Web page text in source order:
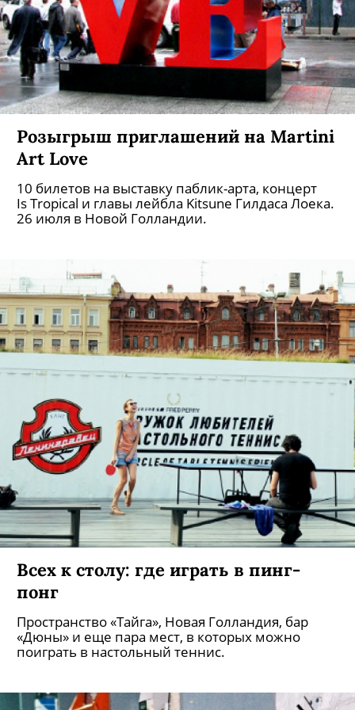
Розыгрыш приглашений на Martini
Art Love
10 билетов на выставку паблик-арта, концерт
Is Tropical и главы лейбла Kitsune Гилдаса Лоека.
26 июля в Новой Голландии.
Всех к столу: где играть в пинг-
понг
Пространство «Тайга», Новая Голландия, бар
«Дюны» и еще пара мест, в которых можно
поиграть в настольный теннис.